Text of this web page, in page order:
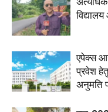
एपेक्स
प्रवेश
अनुमति